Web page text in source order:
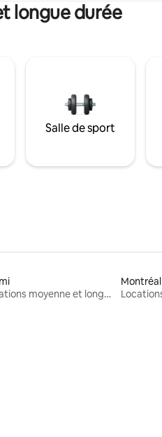
longue durée
Salle de sport
Locations moyenne et longue durée
Montréal